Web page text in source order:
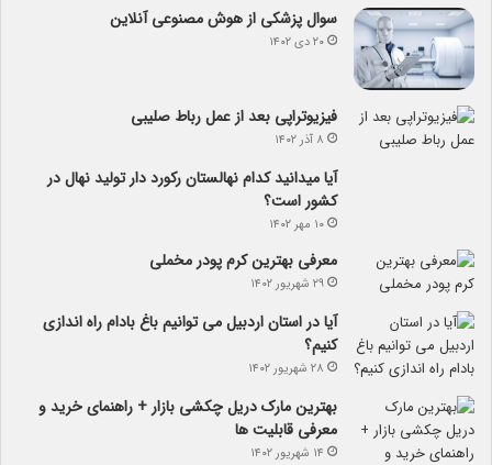
سوال پزشکی از هوش مصنوعی آنلاین
۲۰ دی ۱۴۰۲
فیزیوتراپی بعد از عمل رباط صلیبی
۸ آذر ۱۴۰۲
آیا می­دانید کدام نهالستان رکورد دار تولید نهال­ در
کشور است؟
۱۰ مهر ۱۴۰۲
معرفی بهترین کرم پودر مخملی
۲۹ شهریور ۱۴۰۲
آیا در استان اردبیل می توانیم باغ بادام راه اندازی
کنیم؟
۲۸ شهریور ۱۴۰۲
بهترین مارک دریل چکشی بازار + راهنمای خرید و
معرفی قابلیت ها
۱۴ شهریور ۱۴۰۲